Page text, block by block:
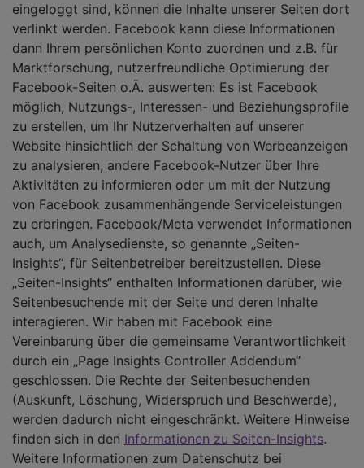
eingeloggt sind, können die Inhalte unserer Seiten dort
verlinkt werden. Facebook kann diese Informationen
dann Ihrem persönlichen Konto zuordnen und z.B. für
Marktforschung, nutzerfreundliche Optimierung der
Facebook-Seiten o.Ä. auswerten: Es ist Facebook
möglich, Nutzungs-, Interessen- und Beziehungsprofile
zu erstellen, um Ihr Nutzerverhalten auf unserer
Website hinsichtlich der Schaltung von Werbeanzeigen
zu analysieren, andere Facebook-Nutzer über Ihre
Aktivitäten zu informieren oder um mit der Nutzung
von Facebook zusammenhängende Serviceleistungen
zu erbringen. Facebook/Meta verwendet Informationen
auch, um Analysedienste, so genannte „Seiten-
Insights“, für Seitenbetreiber bereitzustellen. Diese
„Seiten-Insights“ enthalten Informationen darüber, wie
Seitenbesuchende mit der Seite und deren Inhalte
interagieren. Wir haben mit Facebook eine
Vereinbarung über die gemeinsame Verantwortlichkeit
durch ein „Page Insights Controller Addendum“
geschlossen. Die Rechte der Seitenbesuchenden
(Auskunft, Löschung, Widerspruch und Beschwerde),
werden dadurch nicht eingeschränkt. Weitere Hinweise
finden sich in den Informationen zu Seiten-Insights.
Weitere Informationen zum Datenschutz bei